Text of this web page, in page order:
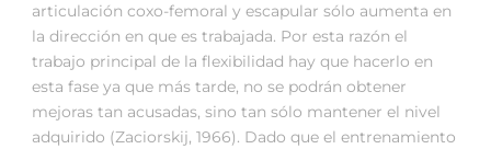
articulación coxo-femoral y escapular sólo aumenta en
la dirección en que es trabajada. Por esta razón el
trabajo principal de la flexibilidad hay que hacerlo en
esta fase ya que más tarde, no se podrán obtener
mejoras tan acusadas, sino tan sólo mantener el nivel
adquirido (Zaciorskij, 1966). Dado que el entrenamiento